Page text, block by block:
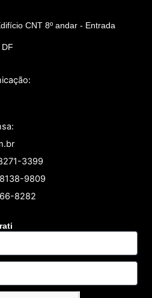
CNT 8º andar - Entrada
3399
9809
8282